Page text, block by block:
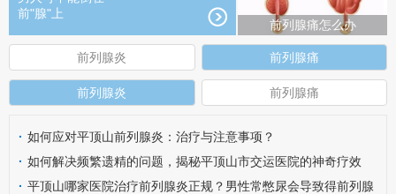
前"腺"上
前列腺痛怎么办
前列腺炎 前列腺痛
前列腺炎 前列腺痛
· 如何应对平顶山前列腺炎：治疗与注意事项？
· 如何解决频繁遗精的问题，揭秘平顶山市交运医院的神奇疗效
· 平顶山哪家医院治疗前列腺炎正规？男性常憋尿会导致得前列腺